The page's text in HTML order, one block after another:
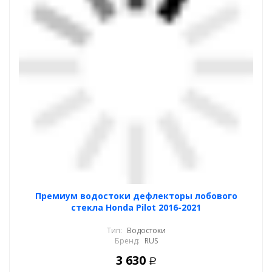
Премиум водостоки дефлекторы лобового
стекла Honda Pilot 2016-2021
Тип: Водостоки
Бренд: RUS
3 630 Р